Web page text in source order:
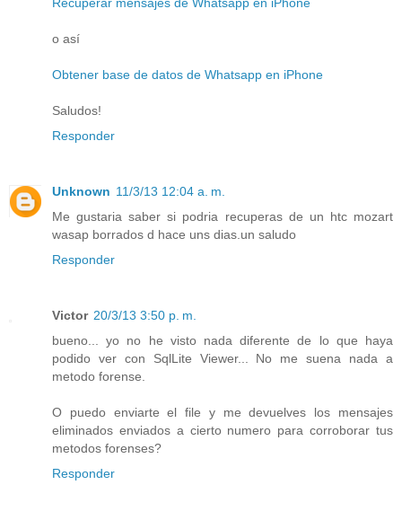
o así
Obtener base de datos de Whatsapp en iPhone
Saludos!
Responder
Unknown 11/3/13 12:04 a. m.
Me gustaria saber si podria recuperas de un htc mozart
wasap borrados d hace uns dias.un saludo
Responder
Victor 20/3/13 3:50 p. m.
bueno... yo no he visto nada diferente de lo que haya
podido ver con SqlLite Viewer... No me suena nada a
metodo forense.
O puedo enviarte el file y me devuelves los mensajes
eliminados enviados a cierto numero para corroborar tus
metodos forenses?
Responder